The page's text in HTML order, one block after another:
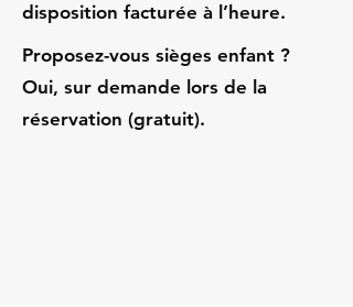
disposition facturée à l’heure.
Proposez-vous sièges enfant ?
Oui, sur demande lors de la
réservation (gratuit).